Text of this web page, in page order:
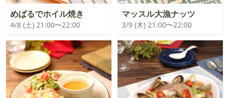
めばるでホイル焼き
4/8 (土) 21:00〜22:00
マッスル大漁ナッツ
3/9 (木) 21:00〜22:00